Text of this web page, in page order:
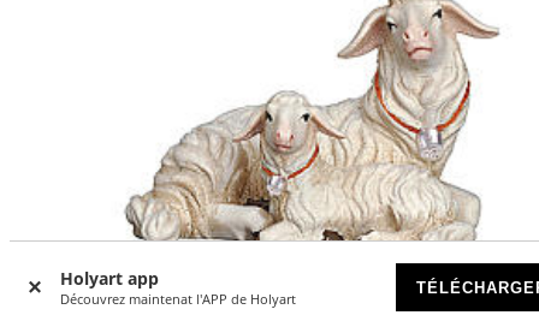
Holyart app
Découvrez maintenat l'APP de Holyart